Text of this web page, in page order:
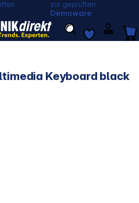
zur geprüften
Demoware
Keyboard black